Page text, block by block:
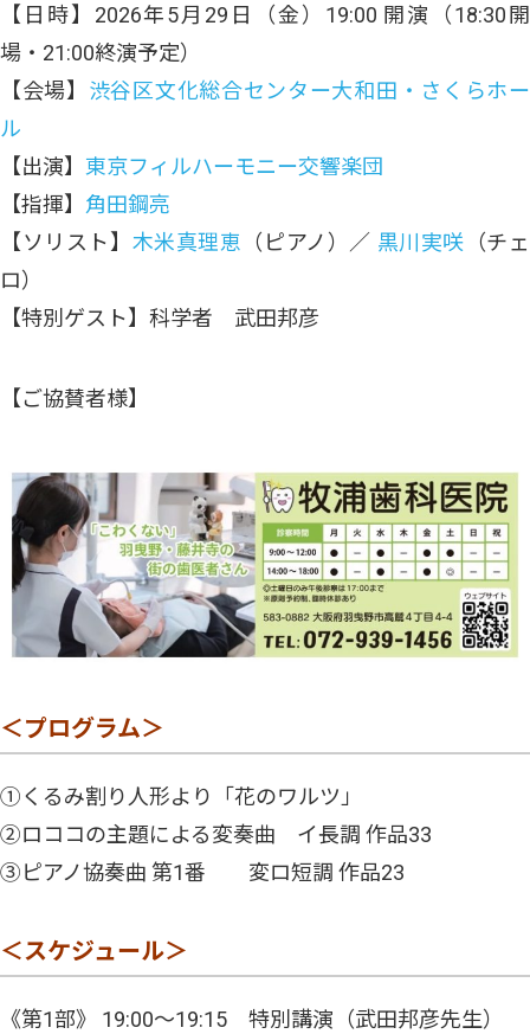
【日時】2026年5月29日（金）19:00 開演（18:30開
場・21:00終演予定）
【会場】 渋谷区文化総合センター大和田・さくらホー
ル
【出演】 東京フィルハーモニー交響楽団
【指揮】 角田鋼亮
【ソリスト】 木米真理恵 （ピアノ）／ 黒川実咲 （チェ
ロ）
【特別ゲスト】科学者 武田邦彦
【ご協賛者様】
＜プログラム＞
①くるみ割り人形より「花のワルツ」
②ロココの主題による変奏曲 イ長調 作品33
③ピアノ協奏曲 第1番 変ロ短調 作品23
＜スケジュール＞
《第1部》 19:00〜19:15 特別講演（武田邦彦先生）